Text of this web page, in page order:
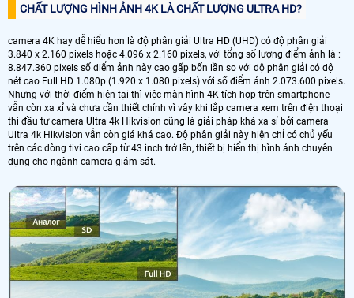
CHẤT LƯỢNG HÌNH ẢNH 4K LÀ CHẤT LƯỢNG ULTRA HD?
camera 4K hay dễ hiểu hơn là độ phân giải Ultra HD (UHD) có độ phân giải
3.840 x 2.160 pixels hoặc 4.096 x 2.160 pixels, với tổng số lượng điểm ảnh là :
8.847.360 pixels số điểm ảnh này cao gấp bốn lần so với độ phân giải có độ
nét cao Full HD 1.080p (1.920 x 1.080 pixels) với số điểm ảnh 2.073.600 pixels.
Nhưng với thời điểm hiện tại thì việc màn hình 4K tích hợp trên smartphone
vẫn còn xa xỉ và chưa cần thiết chính vì vây khi lắp camera xem trên điện thoại
thì đầu tư camera Ultra 4k Hikvision cũng là giải pháp khá xa sỉ bởi camera
Ultra 4k Hikvision vẫn còn giá khá cao. Độ phân giải này hiện chỉ có chủ yếu
trên các dòng tivi cao cấp từ 43 inch trở lên, thiết bị hiển thị hình ảnh chuyên
dụng cho ngành camera giám sát.